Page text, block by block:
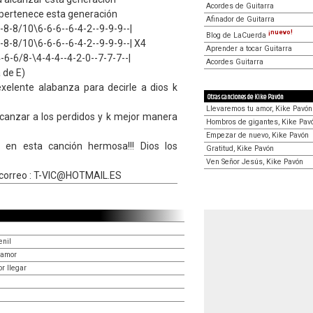
esta generación
8-8/10\6-6-6--6-4-2--9-9-9--|
8-8/10\6-6-6--6-4-2--9-9-9--| X4
6/8-\4-4-4--4-2-0--7-7-7--|
E)
alabanza para decirle a dios k
a los perdidos y k mejor manera
en esta canción hermosa!!! Dios los
: T-VIC@HOTMAIL.ES
Acordes de Guitarra
Afinador de Guitarra
Blog de LaCuerda ¡nuevo!
Aprender a tocar Guitarra
Acordes Guitarra
Otras canciones de Kike Pavón
Llevaremos tu amor, Kike Pavón
Hombros de gigantes, Kike
Empezar de nuevo, Kike Pavón
Gratitud, Kike Pavón
Ven Señor Jesús, Kike Pavón
llegar